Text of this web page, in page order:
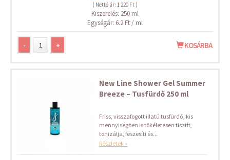
( Nettó ár: 1 220 Ft )
Kiszerelés: 250 ml
Egységár: 6.2 Ft / ml
- + KOSÁRBA
New Line Shower Gel Summer
Breeze – Tusfürdő 250 ml
Friss, visszafogott illatú tusfürdő, kis
mennyiségben is tökéletesen tisztít,
tonizálja, feszesíti és...
Részletek »